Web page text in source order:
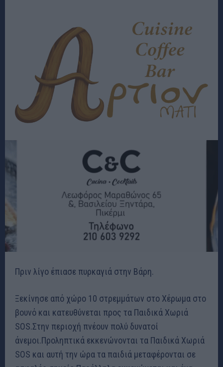
Πριν λίγο έπιασε πυρκαγιά στην Βάρη.
Ξεκίνησε από χώρο 10 στρεμμάτων στο Χέρωμα στο
βουνό και κατευθύνεται προς τα Παιδικά Χωριά
SOS.Στην περιοχή πνέουν πολύ δυνατοί
άνεμοι.Προληπτικά εκκενώνονται τα Παιδικά Χωριά
SOS και αυτή την ώρα τα παιδιά μεταφέρονται σε